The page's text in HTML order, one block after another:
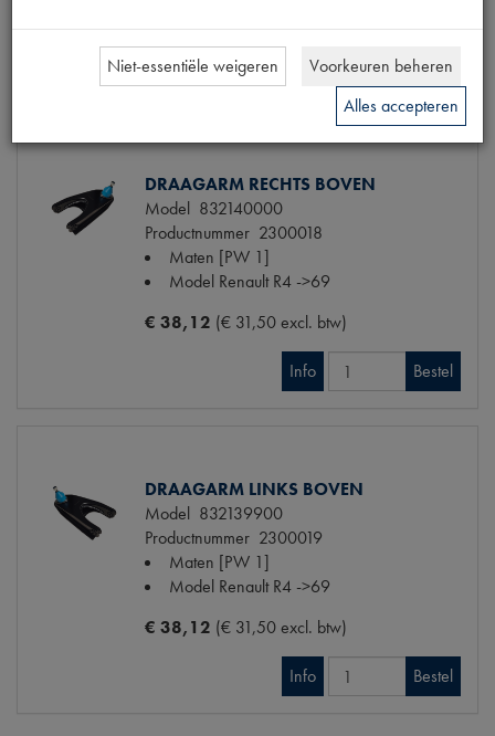
Info Bestel
DRAAGARM RECHTS BOVEN
Model 832140000
Productnummer 2300018
Maten [PW 1]
Model Renault R4 ->69
€ 38,12 (€ 31,50 excl. btw)
Info Bestel
DRAAGARM LINKS BOVEN
Model 832139900
Productnummer 2300019
Maten [PW 1]
Model Renault R4 ->69
€ 38,12 (€ 31,50 excl. btw)
Info Bestel
Niet-essentiële weigeren
Voorkeuren beheren
Alles accepteren